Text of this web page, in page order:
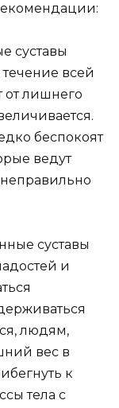
суставы
всей
от лишнего
беспокоят
ведут
суставы
и
людям,
вес в
к
тела с